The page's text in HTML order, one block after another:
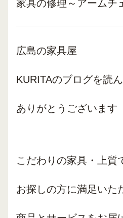
家具の修理～アームチ
広島の家具屋
KURITAのブログを読
ありがとうございます
こだわりの家具・上質
お探しの方に満足いた